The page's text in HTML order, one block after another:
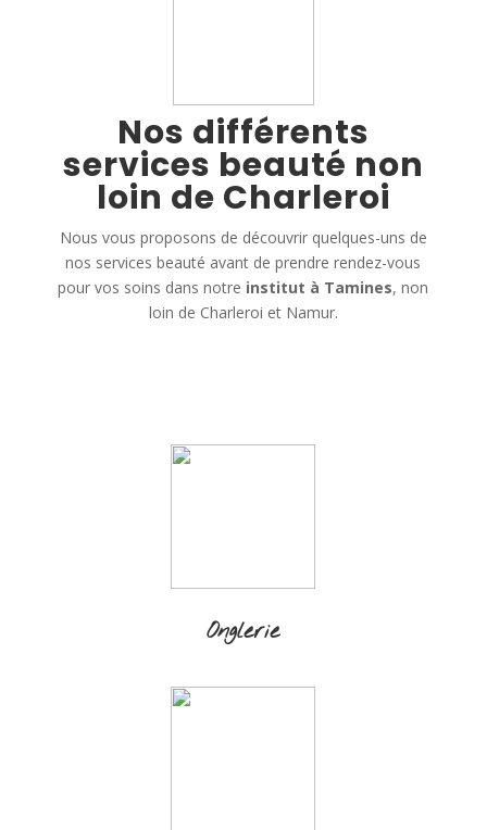
Nos différents
services beauté non
loin de Charleroi
Nous vous proposons de découvrir quelques-uns de
nos services beauté avant de prendre rendez-vous
pour vos soins dans notre institut à Tamines, non
loin de Charleroi et Namur.
Onglerie